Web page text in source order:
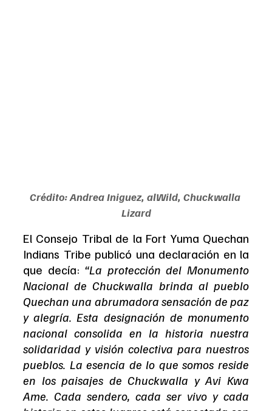
Crédito: Andrea Iniguez, alWild, Chuckwalla
Lizard
El Consejo Tribal de la Fort Yuma Quechan
Indians Tribe publicó una declaración en la
que decía: “La protección del Monumento
Nacional de Chuckwalla brinda al pueblo
Quechan una abrumadora sensación de paz
y alegría. Esta designación de monumento
nacional consolida en la historia nuestra
solidaridad y visión colectiva para nuestros
pueblos. La esencia de lo que somos reside
en los paisajes de Chuckwalla y Avi Kwa
Ame. Cada sendero, cada ser vivo y cada